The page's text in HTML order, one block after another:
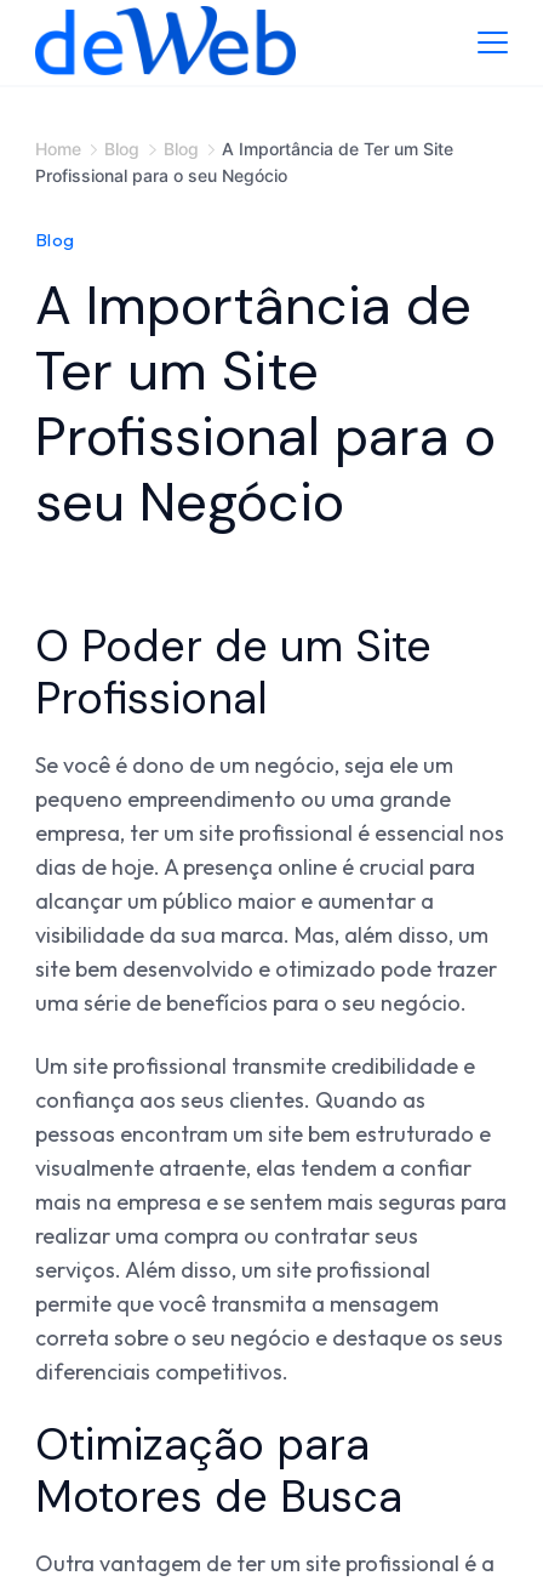
content
Home Blog Blog
A Importância de Ter um Site
Profissional para o seu Negócio
Blog
A Importância de
Ter um Site
Profissional para o
seu Negócio
O Poder de um Site
Profissional
Se você é dono de um negócio, seja ele um
pequeno empreendimento ou uma grande
empresa, ter um site profissional é essencial nos
dias de hoje. A presença online é crucial para
alcançar um público maior e aumentar a
visibilidade da sua marca. Mas, além disso, um
site bem desenvolvido e otimizado pode trazer
uma série de benefícios para o seu negócio.
Um site profissional transmite credibilidade e
confiança aos seus clientes. Quando as
pessoas encontram um site bem estruturado e
visualmente atraente, elas tendem a confiar
mais na empresa e se sentem mais seguras para
realizar uma compra ou contratar seus
serviços. Além disso, um site profissional
permite que você transmita a mensagem
correta sobre o seu negócio e destaque os seus
diferenciais competitivos.
Otimização para
Motores de Busca
Outra vantagem de ter um site profissional é a